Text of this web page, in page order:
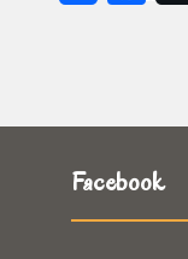
Facebook